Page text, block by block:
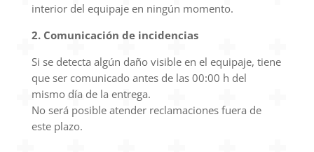
interior del equipaje en ningún momento.
2. Comunicación de incidencias
Si se detecta algún daño visible en el equipaje, tiene
que ser comunicado antes de las 00:00 h del
mismo día de la entrega.
No será posible atender reclamaciones fuera de
este plazo.